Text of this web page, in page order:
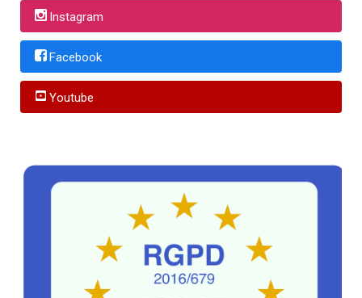
Instagram
Facebook
Youtube